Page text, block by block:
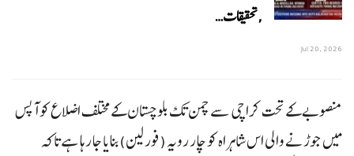
,تحقیقات…
Jul 20, 2026
منصوبے کے تحت کراچی سے چمن تک بلوچستان کے مختلف اضلاع کو آپس
میں جوڑنے والی اس شاہراہ کو چار رویہ (فور لین)بنایا جا رہا ہے تاکہ